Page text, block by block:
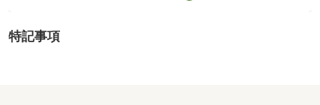
代：あり１６，５００円～・ＴＶインターホン付きなの
に乾燥できる、浴室乾燥機を設置しています。エアコン付
特記事項